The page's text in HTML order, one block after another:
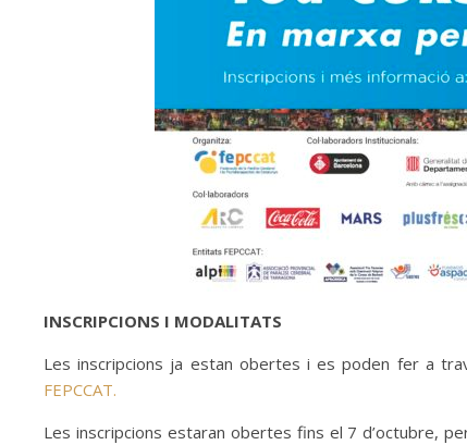
INSCRIPCIONS I MODALITATS
Les inscripcions ja estan obertes i es poden fer a
FEPCCAT.
Les inscripcions estaran obertes fins el 7 d’octubre,